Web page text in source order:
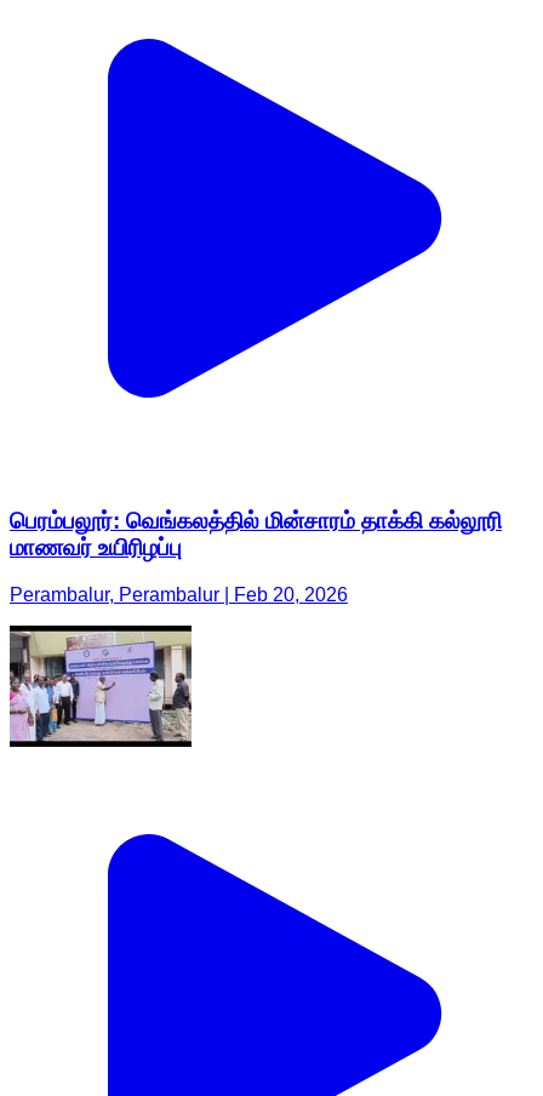
பெரம்பலூர்: வெங்கலத்தில் மின்சாரம் தாக்கி கல்லூரி
மாணவர் உயிரிழப்பு
Perambalur, Perambalur | Feb 20, 2026